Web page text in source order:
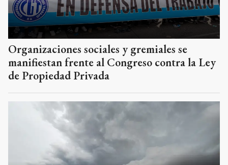
Organizaciones sociales y gremiales se
manifiestan frente al Congreso contra la Ley
de Propiedad Privada